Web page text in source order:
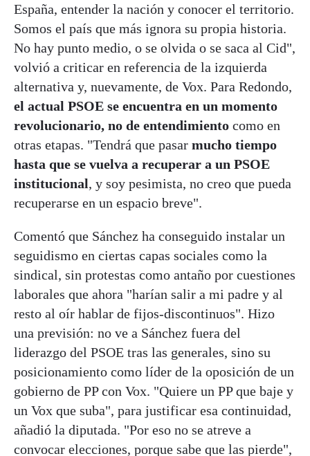
España, entender la nación y conocer el territorio.
Somos el país que más ignora su propia historia.
No hay punto medio, o se olvida o se saca al Cid",
volvió a criticar en referencia de la izquierda
alternativa y, nuevamente, de Vox. Para Redondo,
el actual PSOE se encuentra en un momento
revolucionario, no de entendimiento como en
otras etapas. "Tendrá que pasar mucho tiempo
hasta que se vuelva a recuperar a un PSOE
institucional, y soy pesimista, no creo que pueda
recuperarse en un espacio breve".
Comentó que Sánchez ha conseguido instalar un
seguidismo en ciertas capas sociales como la
sindical, sin protestas como antaño por cuestiones
laborales que ahora "harían salir a mi padre y al
resto al oír hablar de fijos-discontinuos". Hizo
una previsión: no ve a Sánchez fuera del
liderazgo del PSOE tras las generales, sino su
posicionamiento como líder de la oposición de un
gobierno de PP con Vox. "Quiere un PP que baje y
un Vox que suba", para justificar esa continuidad,
añadió la diputada. "Por eso no se atreve a
convocar elecciones, porque sabe que las pierde",